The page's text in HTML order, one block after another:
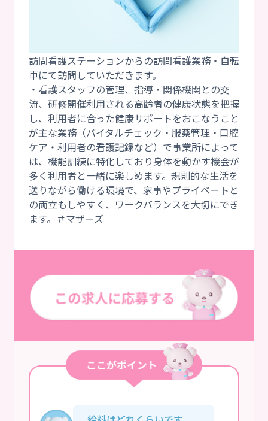
訪問看護ステーションからの訪問看護業務・自転
車にて訪問していただきます。
・看護スタッフの管理、指導・関係機関との交
流、研修開催利用される高齢者の健康状態を把握
し、利用者に合った健康サポートをおこなうこと
が主な業務（バイタルチェック・服薬管理・口腔
ケア・利用者の看護記録など）で事業所によって
は、機能訓練に特化しており身体を動かす機会が
多く利用者と一緒に楽しめます。規則的な生活を
送りながら働ける環境で、家事やプライベートと
の両立もしやすく、ワークバランスを大切にでき